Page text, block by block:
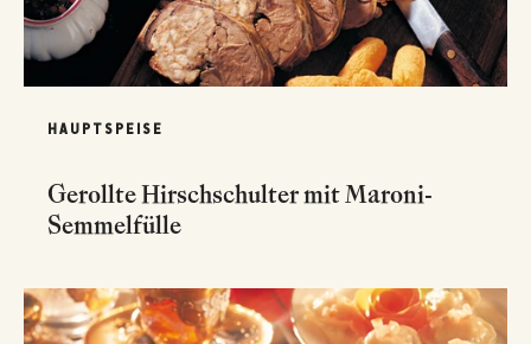
HAUPTSPEISE
Gerollte Hirschschulter mit Maroni-
Semmelfülle